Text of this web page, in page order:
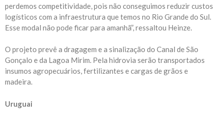
perdemos competitividade, pois não conseguimos reduzir custos
logísticos com a infraestrutura que temos no Rio Grande do Sul.
Esse modal não pode ficar para amanhã”, ressaltou Heinze.
O projeto prevê a dragagem e a sinalização do Canal de São
Gonçalo e da Lagoa Mirim. Pela hidrovia serão transportados
insumos agropecuários, fertilizantes e cargas de grãos e
madeira.
Uruguai